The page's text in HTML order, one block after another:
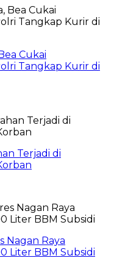
Cukai
Tangkap Kurir di
Terjadi di
Nagan Raya
Liter BBM Subsidi